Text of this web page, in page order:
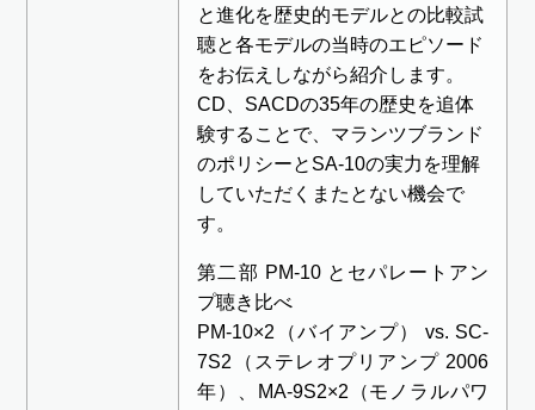
と進化を歴史的モデルとの比較試
聴と各モデルの当時のエピソード
をお伝えしながら紹介します。
CD、SACDの35年の歴史を追体
験することで、マランツブランド
のポリシーとSA-10の実力を理解
していただくまたとない機会で
す。
第二部 PM-10 とセパレートアン
プ聴き比べ
PM-10×2（バイアンプ） vs. SC-
7S2（ステレオプリアンプ 2006
年）、MA-9S2×2（モノラルパワ